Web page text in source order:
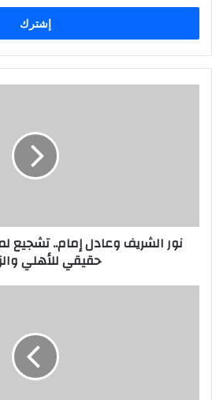
الإلكتروني
نور الشريف وعادل إمام.. تشجيع
حقيقي للأهلي